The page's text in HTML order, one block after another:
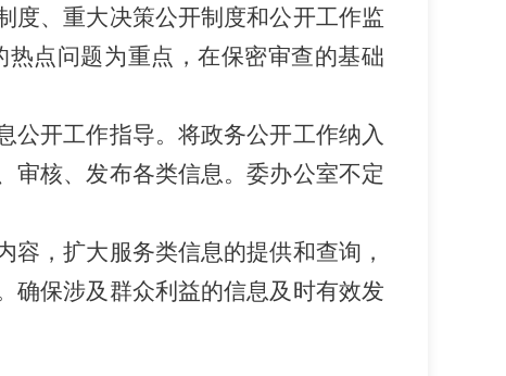
度、重大决策公开制度和公开工作监
点问题为重点，在保密审查的基础
公开工作指导。将政务公开工作纳入
审核、发布各类信息。委办公室不定
容，扩大服务类信息的提供和查询，
确保涉及群众利益的信息及时有效发